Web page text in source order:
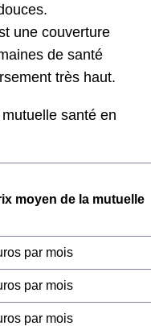
une couverture
de santé
très haut.
santé en
moyen de la mutuelle
par mois
par mois
par mois